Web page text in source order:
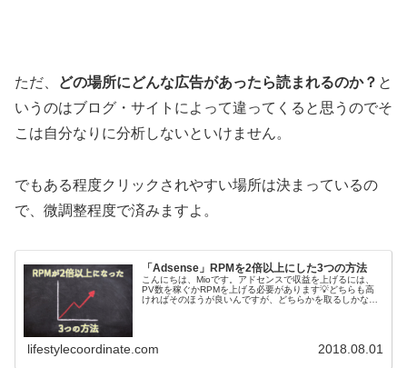
ただ、 どの場所にどんな広告があったら読まれるのか？ と
いうのはブログ・サイトによって違ってくると思うのでそ
こは自分なりに分析しないといけません。
でもある程度クリックされやすい場所は決まっているの
で、微調整程度で済みますよ。
「Adsense」RPMを2倍以上にした3つの方法
こんにちは、Mioです。アドセンスで収益を上げるには、
PV数を稼ぐかRPMを上げる必要があります💡どちらも高
ければそのほうが良いんですが、どちらかを取るしかない
lifestylecoordinate.com 2018.08.01